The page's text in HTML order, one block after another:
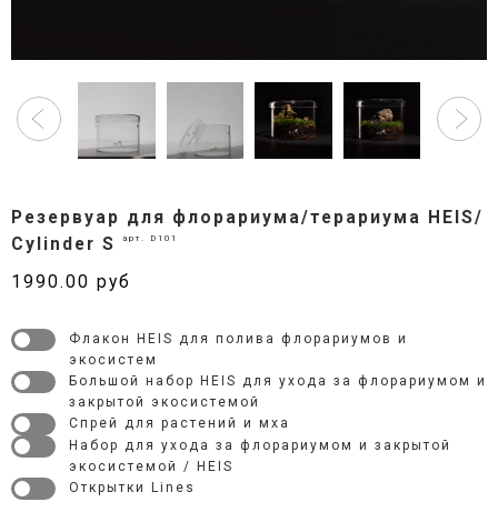
Резервуар для флорариума/терариума HEIS/
Сylinder S
арт. D101
1990.00 руб
Флакон HEIS для полива флорариумов и
экосистем
Большой набор HEIS для ухода за флорариумом и
закрытой экосистемой
Спрей для растений и мха
Набор для ухода за флорариумом и закрытой
экосистемой / HEIS
Открытки Lines